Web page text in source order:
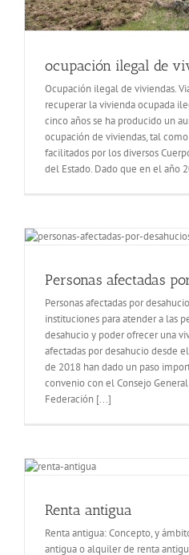
ocupación ilegal de
Ocupación ilegal de viviendas.
recuperar la vivienda ocupada
cinco años se ha producido un
ocupación de viviendas, tal
facilitados por los diversos
del Estado. Dado que en el año
Personas afectadas
Personas afectadas por
instituciones para atender a las
desahucio y poder ofrecer una
afectadas por desahucio desde
de 2018 han dado un paso
convenio con el Consejo
Federación [...]
Renta antigua
Renta antigua: Concepto, y
antigua o alquiler de renta